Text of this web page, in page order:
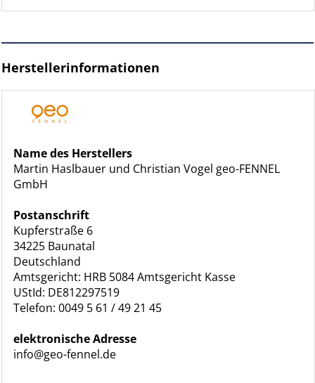
Herstellerinformationen
Name des Herstellers
Martin Haslbauer und Christian Vogel geo-FENNEL
GmbH
Postanschrift
Kupferstraße 6
34225 Baunatal
Deutschland
Amtsgericht: HRB 5084 Amtsgericht Kasse
UStId: DE812297519
Telefon: 0049 5 61 / 49 21 45
elektronische Adresse
info@geo-fennel.de